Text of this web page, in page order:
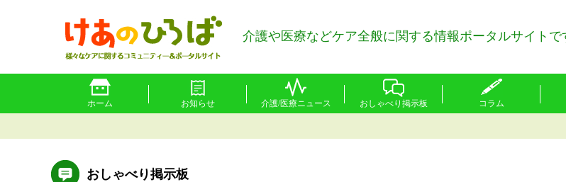
介護や医療などケア全般に関する情報ポータルサイトで
ホーム お知らせ 介護/医療ニュース おしゃべり掲示板 コラム
おしゃべり掲示板